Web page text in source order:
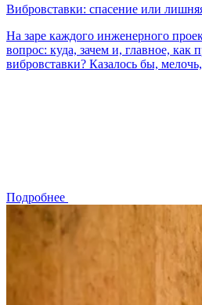
Вибровставки: спасение или
На заре каждого инженерного
вопрос: куда, зачем и, главное, как
вибровставки? Казалось бы,
Подробнее